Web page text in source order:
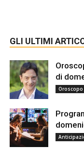
GLI ULTIMI
di
Oroscopo